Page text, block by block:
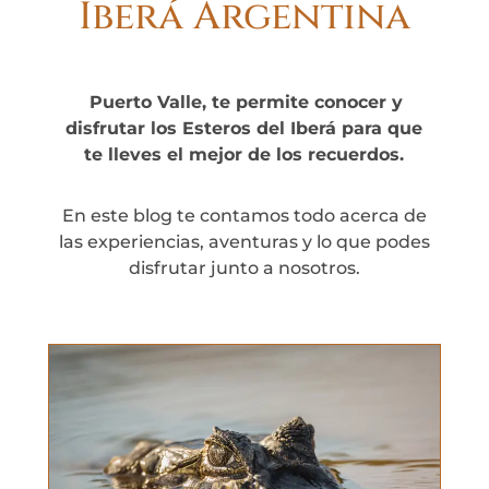
Iberá Argentina
Puerto Valle, te permite conocer y
disfrutar los Esteros del Iberá para que
te lleves el mejor de los recuerdos.
En este blog te contamos todo acerca de
las experiencias, aventuras y lo que podes
disfrutar junto a nosotros.